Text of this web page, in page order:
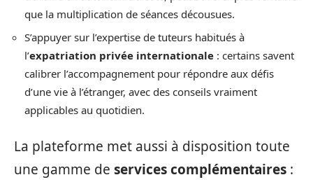
que la multiplication de séances décousues.
S’appuyer sur l’expertise de tuteurs habitués à
l’expatriation privée internationale : certains savent
calibrer l’accompagnement pour répondre aux défis
d’une vie à l’étranger, avec des conseils vraiment
applicables au quotidien.
La plateforme met aussi à disposition toute
une gamme de services complémentaires :